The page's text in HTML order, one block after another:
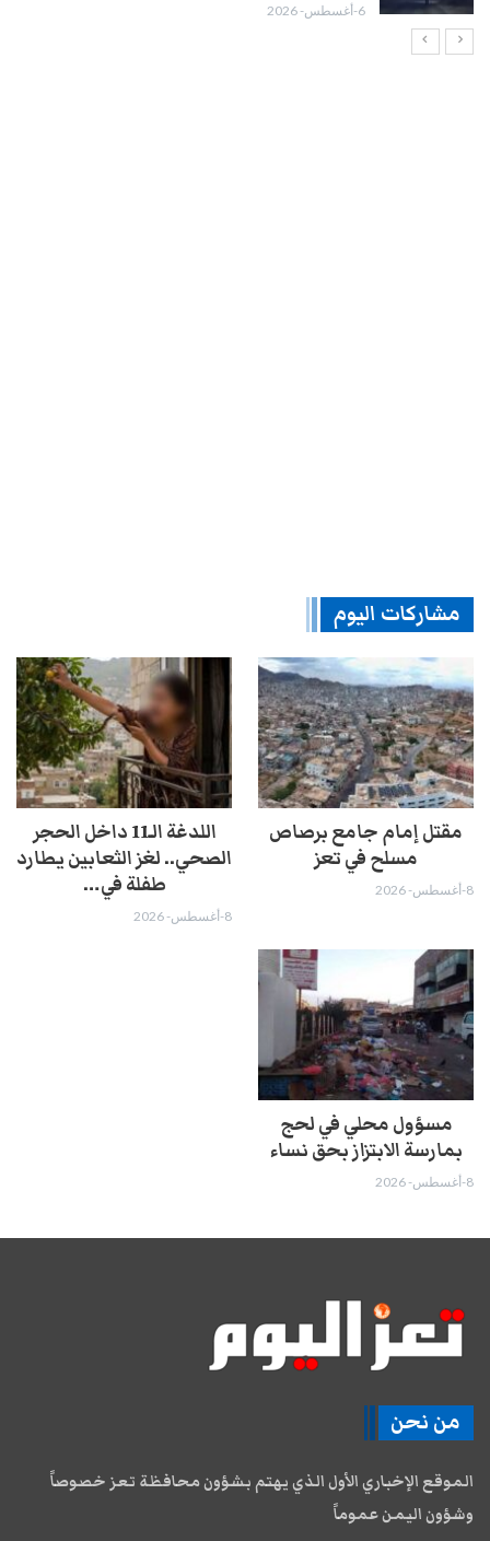
6-أغسطس- 2026
مشاركات اليوم
مقتل إمام جامع برصاص
مسلح في تعز
8-أغسطس- 2026
اللدغة الـ11 داخل الحجر
الصحي.. لغز الثعابين يطارد
طفلة في…
8-أغسطس- 2026
مسؤول محلي في لحج
بمارسة الابتزاز بحق نساء
8-أغسطس- 2026
من نحن
الموقع الإخباري الأول الذي يهتم بشؤون محافظة تعز خصوصاً
وشؤون اليمن عموماً